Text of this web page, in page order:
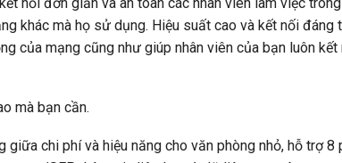
khác mà họ sử dụng. Hiệu suất cao và kết nối đáng
của mạng cũng như giúp nhân viên của bạn luôn kết
mà bạn cần.
chi phí và hiệu năng cho văn phòng nhỏ, hỗ trợ 8